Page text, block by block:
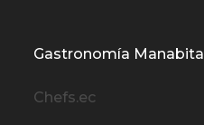
Gastronomía Manabita
Chefs.ec